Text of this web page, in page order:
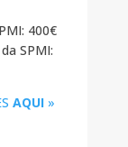
400€
SPMI:
AQUI »